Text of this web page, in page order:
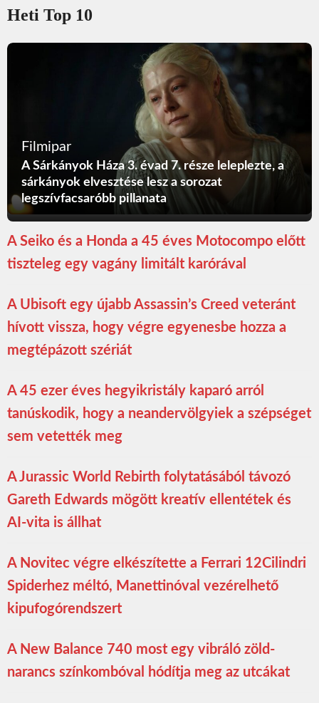
Heti Top 10
Filmipar
A Sárkányok Háza 3. évad 7. része leleplezte, a
sárkányok elvesztése lesz a sorozat
legszívfacsaróbb pillanata
A Seiko és a Honda a 45 éves Motocompo előtt
tiszteleg egy vagány limitált karórával
A Ubisoft egy újabb Assassin’s Creed veteránt
hívott vissza, hogy végre egyenesbe hozza a
megtépázott szériát
A 45 ezer éves hegyikristály kaparó arról
tanúskodik, hogy a neandervölgyiek a szépséget
sem vetették meg
A Jurassic World Rebirth folytatásából távozó
Gareth Edwards mögött kreatív ellentétek és
AI-vita is állhat
A Novitec végre elkészítette a Ferrari 12Cilindri
Spiderhez méltó, Manettinóval vezérelhető
kipufogórendszert
A New Balance 740 most egy vibráló zöld-
narancs színkombóval hódítja meg az utcákat